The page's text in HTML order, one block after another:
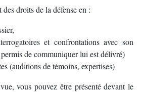
droits de la défense en :
et confrontations avec son
de communiquer lui est délivré)
(auditions de témoins, expertises)
vous pouvez être présenté devant le